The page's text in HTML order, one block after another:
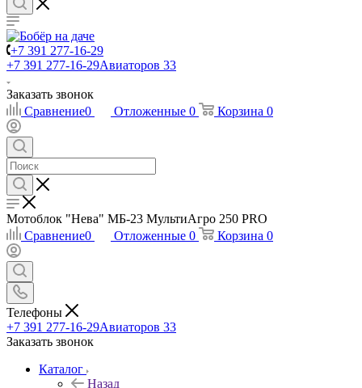
+7 391 277-16-29
+7 391 277-16-29Авиаторов 33
Заказать звонок
Сравнение0 Отложенные 0 Корзина 0
Мотоблок "Нева" МБ-23 МультиАгро 250 PRO
Сравнение0 Отложенные 0 Корзина 0
Телефоны
+7 391 277-16-29Авиаторов 33
Заказать звонок
Каталог
Назад